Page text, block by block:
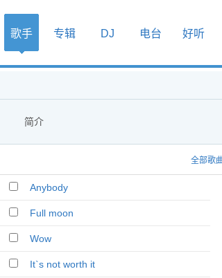
歌手 专辑 DJ 电台 好听
简介
全部歌
Anybody
Full moon
Wow
It`s not worth it